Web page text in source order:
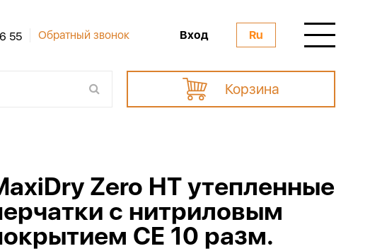
55 Обратный звонок Вход Ru
Корзина
Zero HT утепленные
с нитриловым
CE 10 разм.